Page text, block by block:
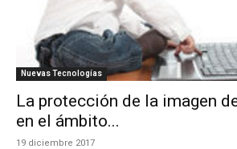
Nuevas Tecnologías
La protección de la imagen
en el ámbito...
19 diciembre 2017